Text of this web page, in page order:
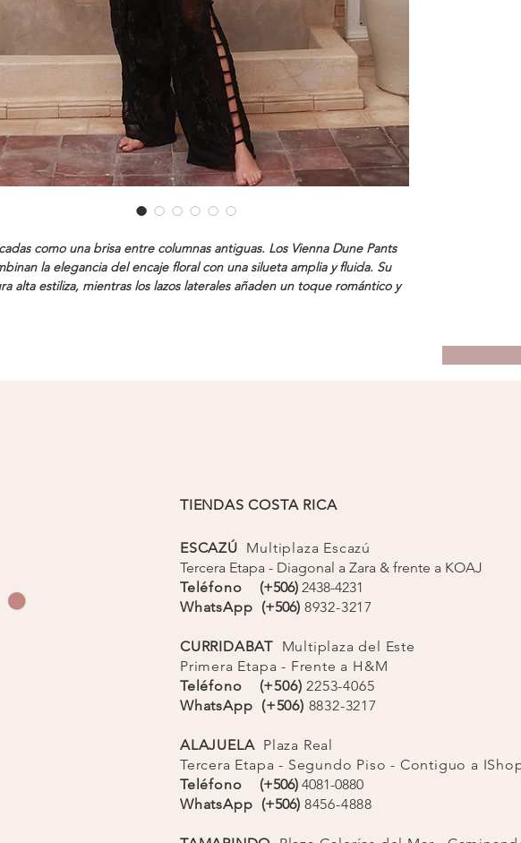
como una brisa entre columnas antiguas. Los Vienna Dune Pants
la elegancia del encaje floral con una silueta amplia y fluida. Su
alta estiliza, mientras los lazos laterales añaden un toque romántico y
ya que son prendas sumamente delicadas. Recordar no guardar
las prendas junto con piezas húmedas.
TIENDAS COSTA RICA
ESCAZÚ Multiplaza Escazú
Tercera Etapa - Diagonal a Zara & frente a KOAJ
Teléfono (+506)2438-4231
WhatsApp (+506) 8932-3217
CURRIDABAT Multiplaza del Este
Primera Etapa - Frente a H&M
Teléfono (+506)2253-4065
WhatsApp (+506) 8832-3217
ALAJUELA Plaza Real
Tercera Etapa - Segundo Piso - Contiguo a
Teléfono (+506)4081-0880
WhatsApp (+506) 8456-4888